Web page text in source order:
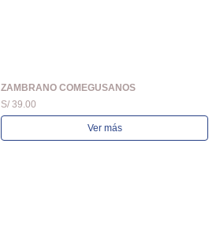
ZAMBRANO COMEGUSANOS
S/ 39.00
Ver más